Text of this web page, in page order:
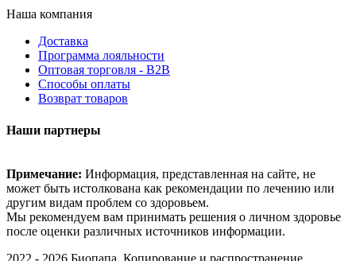
Наша компания
Доставка
Программа лояльности
Оптовая торговля - B2B
Способы оплаты
Возврат товаров
Наши партнеры
Примечание: Информация, представленная на сайте, не
может быть истолкована как рекомендации по лечению или
другим видам проблем со здоровьем.
Мы рекомендуем вам принимать решения о личном здоровье
после оценки различных источников информации.
2022 - 2026 Биопапа. Копирование и распространение